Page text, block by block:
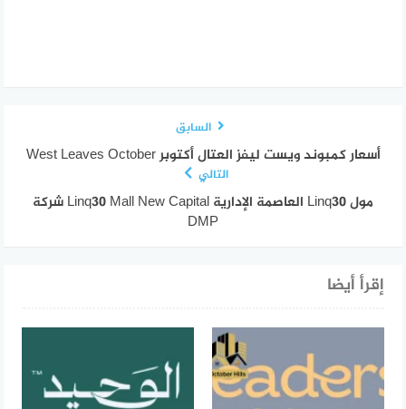
السابق
أسعار كمبوند ويست ليفز العتال أكتوبر West Leaves October
التالي
مول Linq30 العاصمة الإدارية Linq30 Mall New Capital شركة
DMP
إقرأ أيضا